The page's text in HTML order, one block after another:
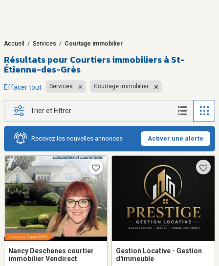
Accueil / Services / Courtage immobilier
Résultats pour Courtiers immobiliers à St-
Étienne-des-Grès
Effacer tout Services Courtage immobilier
Trier et Filtrer
Recevez les nouvelles annonces Activer une alerte
Nancy Deschenes courtier
immobilier Vendirect
Gestion Locative - Gestion
d'immeuble